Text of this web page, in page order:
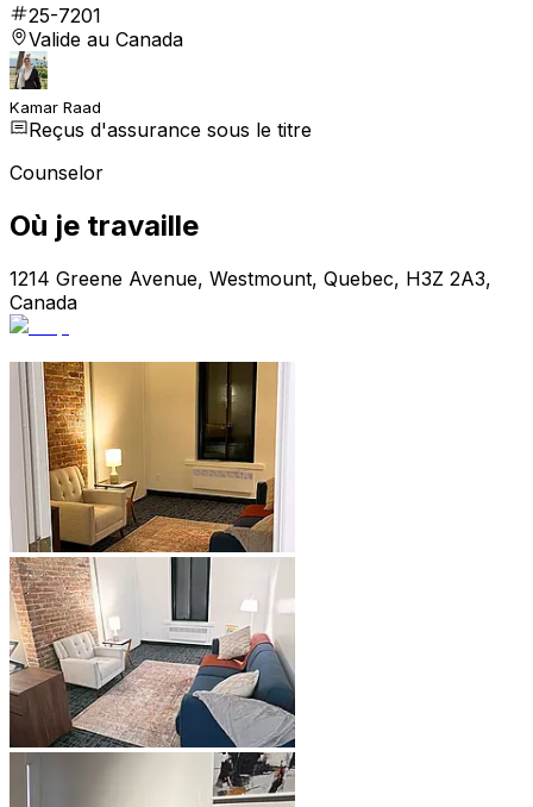
25-7201
Valide au Canada
Kamar Raad
Reçus d'assurance sous le titre
Counselor
Où je travaille
1214 Greene Avenue, Westmount, Quebec, H3Z 2A3,
Canada